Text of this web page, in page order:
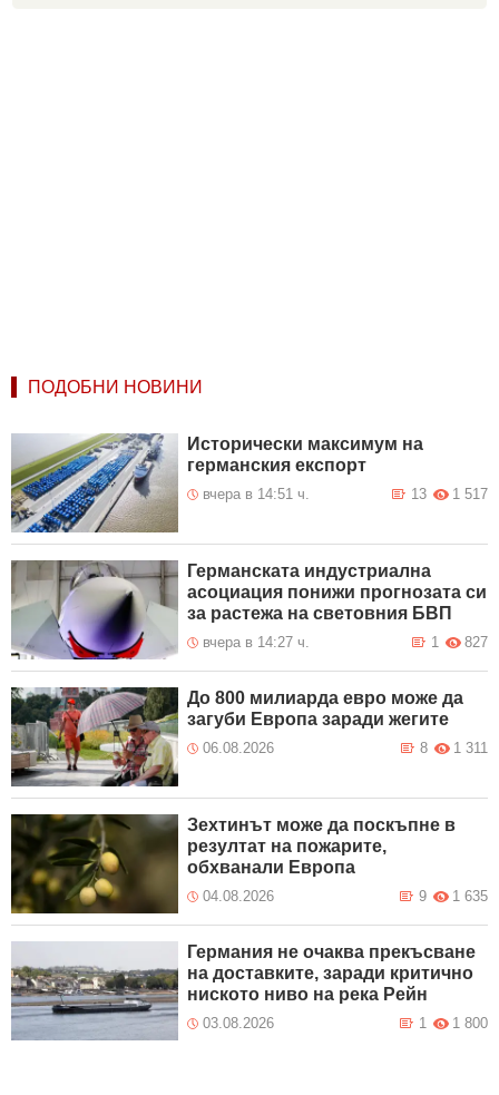
ПОДОБНИ НОВИНИ
Исторически максимум на
германския експорт
вчера в 14:51 ч. 1 517
13
Германската индустриална
асоциация понижи прогнозата си
за растежа на световния БВП
вчера в 14:27 ч. 827
1
До 800 милиарда евро може да
загуби Европа заради жегите
06.08.2026 1 311
8
Зехтинът може да поскъпне в
резултат на пожарите,
обхванали Европа
04.08.2026 1 635
9
Германия не очаква прекъсване
на доставките, заради критично
ниското ниво на река Рейн
03.08.2026 1 800
1